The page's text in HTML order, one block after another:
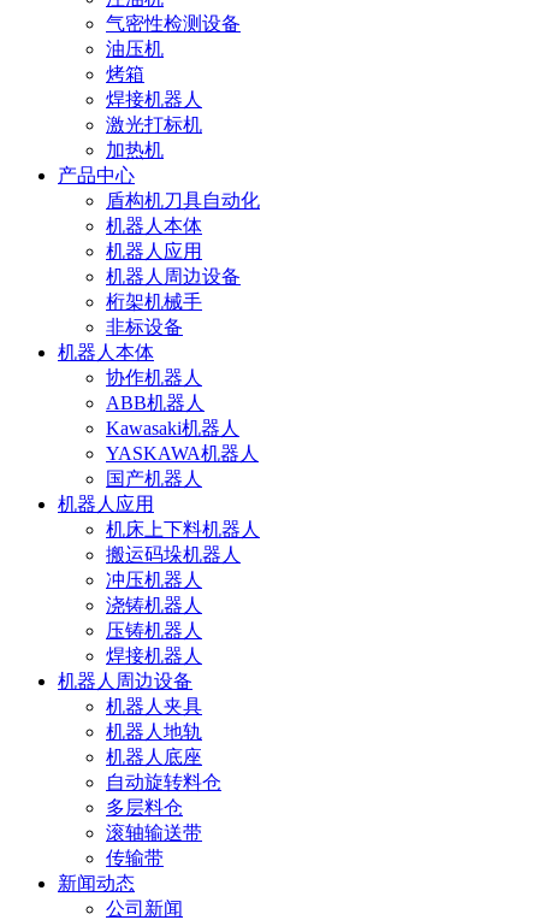
气密性检测设备
油压机
烤箱
焊接机器人
激光打标机
加热机
产品中心
盾构机刀具自动化
机器人本体
机器人应用
机器人周边设备
桁架机械手
非标设备
机器人本体
协作机器人
ABB机器人
Kawasaki机器人
YASKAWA机器人
国产机器人
机器人应用
机床上下料机器人
搬运码垛机器人
冲压机器人
浇铸机器人
压铸机器人
焊接机器人
机器人周边设备
机器人夹具
机器人地轨
机器人底座
自动旋转料仓
多层料仓
滚轴输送带
传输带
新闻动态
公司新闻